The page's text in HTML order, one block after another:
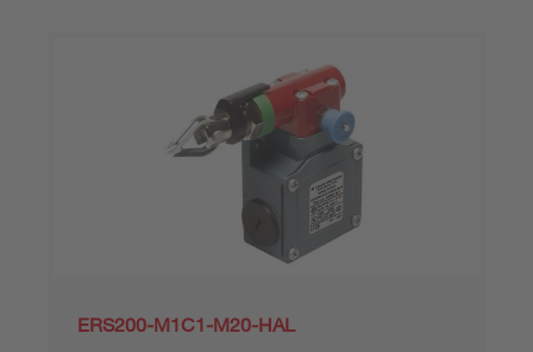
ERS200-M1C1-M20-HAL